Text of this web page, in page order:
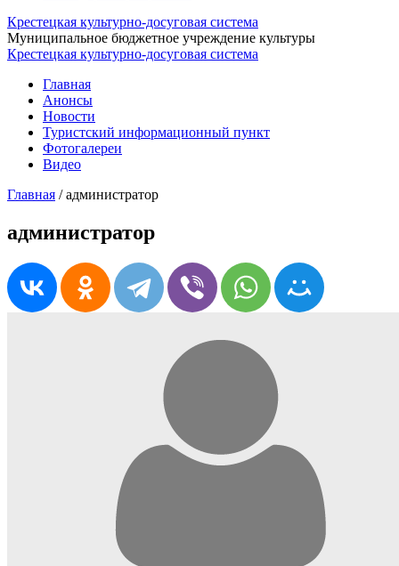
Крестецкая культурно-досуговая система
Муниципальное бюджетное учреждение культуры
Крестецкая культурно-досуговая система
Главная
Анонсы
Новости
Туристский информационный пункт
Фотогалереи
Видео
Главная /администратор
администратор